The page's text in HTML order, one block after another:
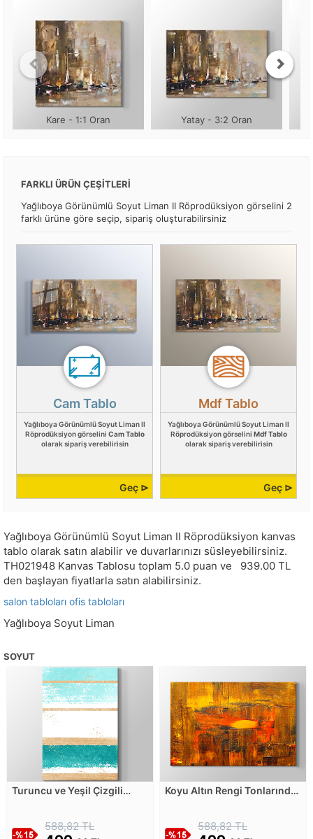
Kare - 1:1 Oran Yatay - 3:2 Oran
FARKLI ÜRÜN ÇEŞİTLERİ
Yağlıboya Görünümlü Soyut Liman II Röprodüksiyon görselini 2
farklı ürüne göre seçip, sipariş oluşturabilirsiniz
Cam Tablo
Yağlıboya Görünümlü Soyut Liman II
Röprodüksiyon görselini Cam Tablo
olarak sipariş verebilirisin
Geç ⊳
Mdf Tablo
Yağlıboya Görünümlü Soyut Liman II
Röprodüksiyon görselini Mdf Tablo
olarak sipariş verebilirisin
Geç ⊳
Yağlıboya Görünümlü Soyut Liman II Röprodüksiyon kanvas
tablo olarak satın alabilir ve duvarlarınızı süsleyebilirsiniz.
TH021948 Kanvas Tablosu toplam 5.0 puan ve 939.00 TL
den başlayan fiyatlarla satın alabilirsiniz.
salon tabloları ofis tabloları
Yağlıboya Soyut Liman
SOYUT
Turuncu ve Yeşil Çizgili
588,82 TL
Koyu Altın Rengi Tonlarında
588,82 TL